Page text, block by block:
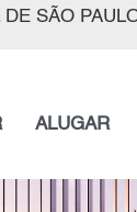
DE SÃO
ALUGAR